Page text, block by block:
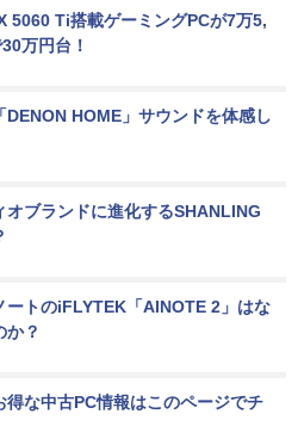
5060 Ti搭載ゲーミングPCが7万5,
万円台！
DENON HOME」サウンドを体感し
オブランドに進化するSHANLING
ートのiFLYTEK「AINOTE 2」はな
か？
得な中古PC情報はこのページでチ